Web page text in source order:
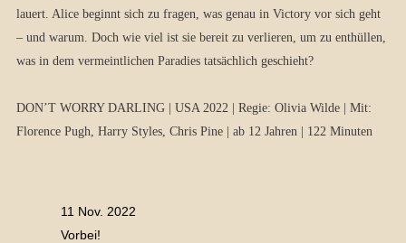
lauert. Alice beginnt sich zu fragen, was genau in Victory vor sich geht
– und warum. Doch wie viel ist sie bereit zu verlieren, um zu enthüllen,
was in dem vermeintlichen Paradies tatsächlich geschieht?
DON’T WORRY DARLING | USA 2022 | Regie: Olivia Wilde | Mit:
Florence Pugh, Harry Styles, Chris Pine | ab 12 Jahren | 122 Minuten
11 Nov. 2022
Vorbei!